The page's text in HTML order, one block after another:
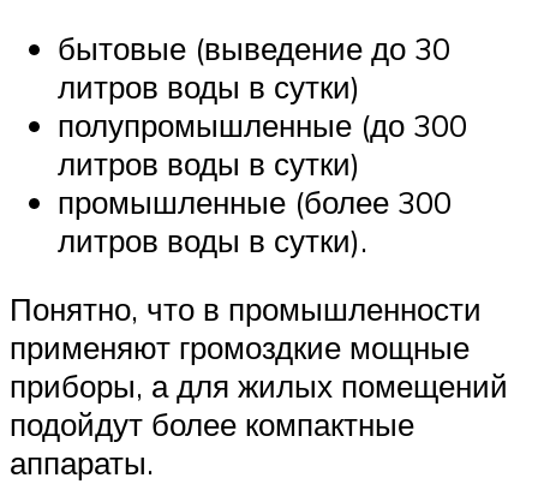
бытовые (выведение до 30
литров воды в сутки)
полупромышленные (до 300
литров воды в сутки)
промышленные (более 300
литров воды в сутки).
Понятно, что в промышленности
применяют громоздкие мощные
приборы, а для жилых помещений
подойдут более компактные
аппараты.